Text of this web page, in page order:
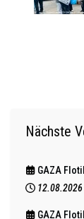
Nächste
GAZA
12.08.2026
GAZA